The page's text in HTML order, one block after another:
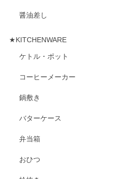
醤油差し
★KITCHENWARE
ケトル・ポット
コーヒーメーカー
鍋敷き
バターケース
弁当箱
おひつ